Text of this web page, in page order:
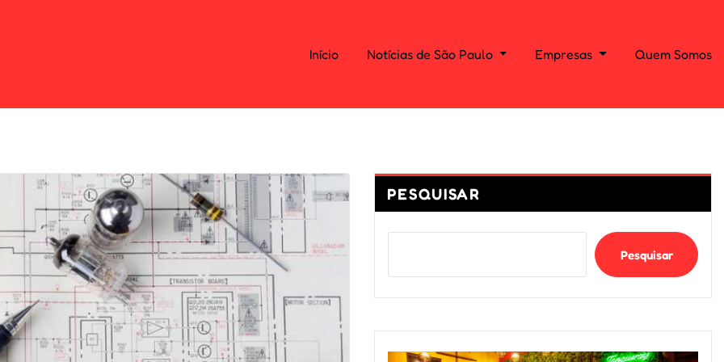
Início Notícias de São Paulo Empresas Quem Somos
PESQUISAR
Pesquisar